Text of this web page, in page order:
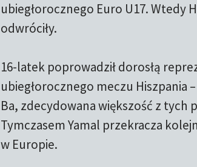
ubiegłorocznego Euro U17. Wtedy
odwróciły.
16-latek poprowadził dorosłą
ubiegłorocznego meczu Hiszpania
Ba, zdecydowana większość z tych
Tymczasem Yamal przekracza
w Europie.